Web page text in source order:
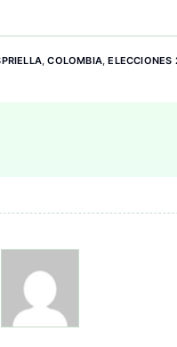
,COLOMBIA,ELECCIONES